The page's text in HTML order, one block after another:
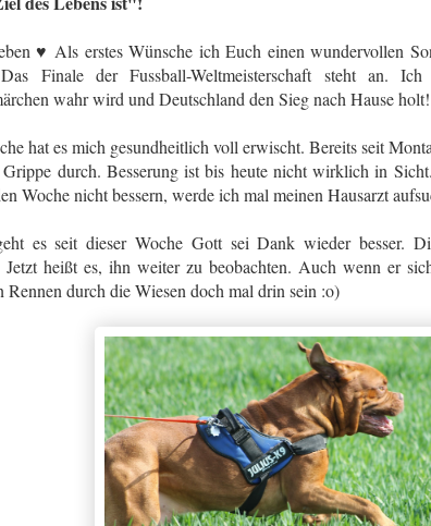
♥ Als erstes Wünsche ich Euch einen wundervollen
Finale der Fussball-Weltmeisterschaft steht an.
wahr wird und Deutschland den Sieg nach Hause
hat es mich gesundheitlich voll erwischt. Bereits seit
Grippe durch. Besserung ist bis heute nicht wirklich in
Woche nicht bessern, werde ich mal meinen Hausarzt
es seit dieser Woche Gott sei Dank wieder besser.
Jetzt heißt es, ihn weiter zu beobachten. Auch wenn er
Rennen durch die Wiesen doch mal drin sein :o)